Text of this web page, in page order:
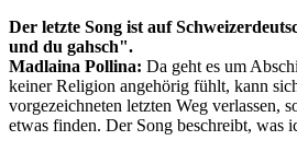
Der letzte Song ist auf
und du gahsch".
Madlaina Pollina: Da geht es um
keiner Religion angehörig fühlt, kann
vorgezeichneten letzten Weg verlassen,
etwas finden. Der Song beschreibt, was